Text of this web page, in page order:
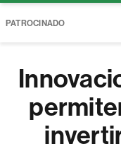
PATROCINADO